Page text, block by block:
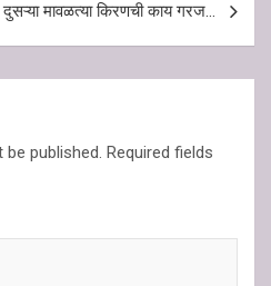
मावळत्या किरणची काय गरज…
published. Required fields